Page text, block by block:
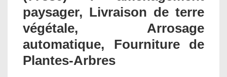
paysager, Livraison de terre
végétale, Arrosage
automatique, Fourniture de
Plantes-Arbres